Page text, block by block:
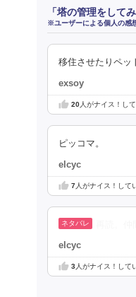
「塔の管理をして
※ユーザーによる個人の感
移住させたりペッ
exsoy
20人がナイス！し
ピッコマ。
elcyc
7人がナイス！して
elcyc
3人がナイス！して